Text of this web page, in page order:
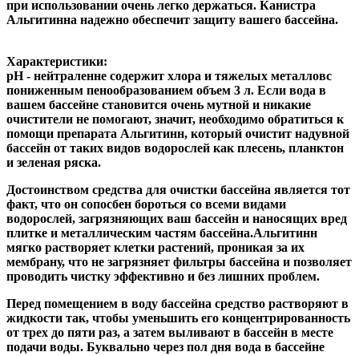
при использовании очень легко держаться. Канистра
Альгитинна надежно обеспечит защиту вашего бассейна.
Характеристики:
рН - нейтраленне содержит хлора и тяжелых металловс
пониженным пенообразованием объем 3 л. Если вода в
вашем бассейне становится очень мутной и никакие
очистители не помогают, значит, необходимо обратиться к
помощи препарата Альгитинн, который очистит надувной
бассейн от таких видов водорослей как плесень, планктон
и зеленая ряска.
Достоинством средства для очистки бассейна является тот
факт, что он сопосбен бороться со всеми видами
водорослей, загрязняющих ваш бассейн и наносящих вред
плитке и металлическим частям бассейна.Альгитинн
мягко растворяет клетки растений, проникая за их
мембрану, что не загрязняет фильтры бассейна и позволяет
проводить чистку эффективно и без лишних проблем.
Перед помещением в воду бассейна средство растворяют в
жидкости так, чтобы уменьшить его концентрированность
от трех до пяти раз, а затем выливают в бассейн в месте
подачи воды. Буквально через пол дня вода в бассейне